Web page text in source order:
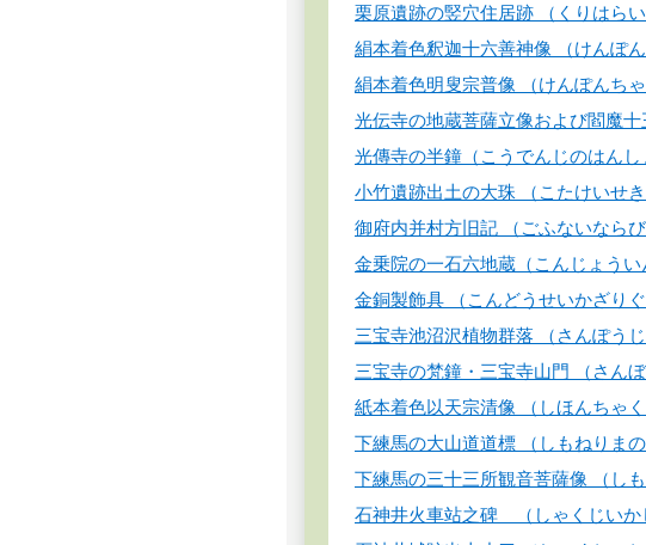
栗原遺跡の竪穴住居跡 （くりはら
絹本着色釈迦十六善神像 （けんぽ
絹本着色明叟宗普像 （けんぽんち
光伝寺の地蔵菩薩立像および閻魔
光傳寺の半鐘（こうでんじのはんし
小竹遺跡出土の大珠 （こたけいせ
御府内并村方旧記 （ごふないなら
金乗院の一石六地蔵（こんじょうい
金銅製飾具 （こんどうせいかざりぐ
三宝寺池沼沢植物群落 （さんぽう
三宝寺の梵鐘・三宝寺山門 （さん
紙本着色以天宗清像 （しほんちゃ
下練馬の大山道道標 （しもねりま
下練馬の三十三所観音菩薩像 （し
石神井火車站之碑 （しゃくじいか